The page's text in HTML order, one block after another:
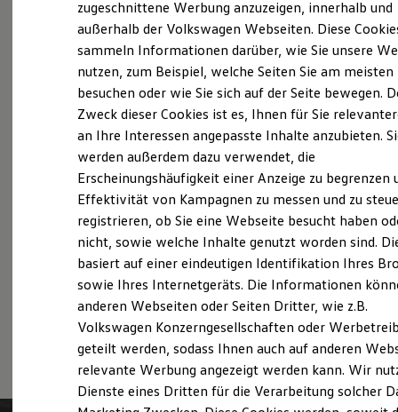
ID. Tutorials
Elektrofahrzeugkonzepte
Reichweite
Reichweite der ID. Modelle
Reichweite im Winter
Laden
Laden unterwegs
Laden Zuhause
Ladezeitensimulator
Batterie
Sicherheit
Garantie und Lebensdauer
Nachhaltigkeit
Technologie
Kosten und Kauf
Verbrauchskosten
Kaufoptionen
E-Auto-Förderung
Software und Konnektivität
Die ID. Software 6
ID. Software Versionen und Updates
Digitale Extras
Schnittstellen zu Ihrem ID.
Probefahrt vereinbaren
Fahrzeugangebot anfordern
Servicetermin buchen
Serviceanfrage stellen
zugeschnittene Werbung anzuzeigen, innerhalb und
außerhalb der Volkswagen Webseiten. Diese
sammeln Informationen darüber, wie Sie unsere
nutzen, zum Beispiel, welche Seiten Sie am meisten
besuchen oder wie Sie sich auf der Seite bewegen.
Zweck dieser Cookies ist es, Ihnen für Sie
an Ihre Interessen angepasste Inhalte anzubieten.
werden außerdem dazu verwendet, die
Erscheinungshäufigkeit einer Anzeige zu begrenzen
Effektivität von Kampagnen zu messen und zu
registrieren, ob Sie eine Webseite besucht haben
nicht, sowie welche Inhalte genutzt worden sind.
basiert auf einer eindeutigen Identifikation Ihres
sowie Ihres Internetgeräts. Die Informationen
anderen Webseiten oder Seiten Dritter, wie z.B.
Volkswagen Konzerngesellschaften oder
geteilt werden, sodass Ihnen auch auf anderen
relevante Werbung angezeigt werden kann. Wir
Dienste eines Dritten für die Verarbeitung solcher